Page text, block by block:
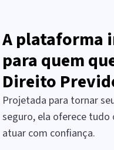
A plataforma
para quem
Direito
Projetada para tornar
seguro, ela oferece tudo
atuar com confiança.